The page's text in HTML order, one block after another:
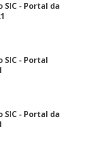
- Portal da
- Portal
- Portal da